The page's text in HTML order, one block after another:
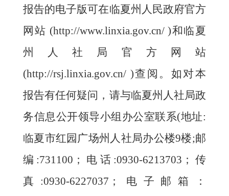
报告的电子版可在临夏州人民政府官方
网站 (http://www.linxia.gov.cn/ )和临夏
州人社局 官方网站
(http://rsj.linxia.gov.cn/ )查阅。如对本
报告有任何疑问，请与临夏州 人社局政
务信息公开领导小组办公室联系(地址:
临夏市红园广场州人社局办公楼9楼;邮
编:731100；电话:0930-6213703 ；传
真 :0930-6227037 ；电子邮箱：